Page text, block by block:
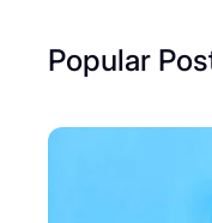
Popular